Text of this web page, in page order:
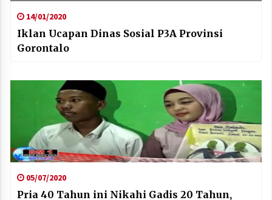
14/01/2020
Iklan Ucapan Dinas Sosial P3A Provinsi
Gorontalo
05/07/2020
Pria 40 Tahun ini Nikahi Gadis 20 Tahun,